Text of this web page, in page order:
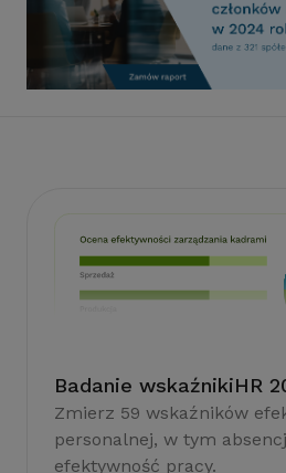
Badanie wskaźnikiHR
Zmierz 59 wskaźników
personalnej, w tym
efektywność pracy.